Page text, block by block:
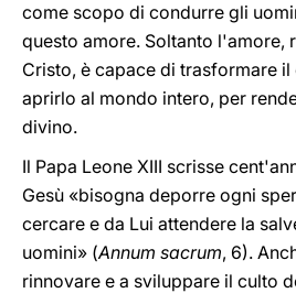
come scopo di condurre gli
questo amore. Soltanto l'amore,
Cristo, è capace di trasformare
aprirlo al mondo intero, per
divino.
Il Papa Leone XIII scrisse
Gesù «bisogna deporre ogni
cercare e da Lui attendere la
uomini» (Annum sacrum, 6).
rinnovare e a sviluppare il culto